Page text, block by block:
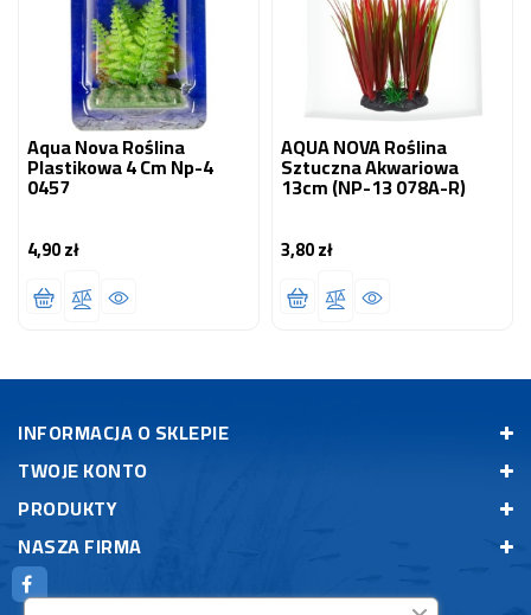
Aqua Nova Roślina
Plastikowa 4 Cm Np-4
0457
4,90 złCena
AQUA NOVA Roślina
Sztuczna Akwariowa
13cm (NP-13 078A-R)
3,80 złCena
INFORMACJA O SKLEPIE
TWOJE KONTO
PRODUKTY
NASZA FIRMA